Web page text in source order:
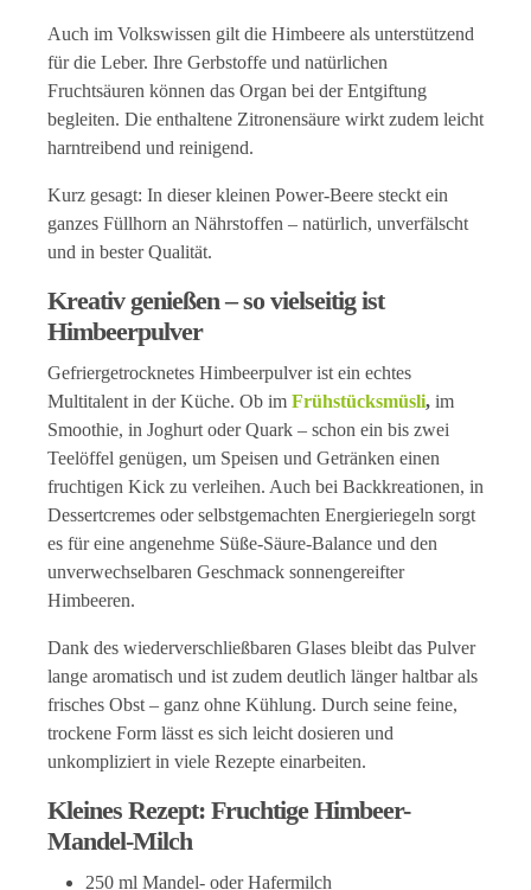
Auch im Volkswissen gilt die Himbeere als unterstützend
für die Leber. Ihre Gerbstoffe und natürlichen
Fruchtsäuren können das Organ bei der Entgiftung
begleiten. Die enthaltene Zitronensäure wirkt zudem leicht
harntreibend und reinigend.
Kurz gesagt: In dieser kleinen Power-Beere steckt ein
ganzes Füllhorn an Nährstoffen – natürlich, unverfälscht
und in bester Qualität.
Kreativ genießen – so vielseitig ist
Himbeerpulver
Gefriergetrocknetes Himbeerpulver ist ein echtes
Multitalent in der Küche. Ob im Frühstücksmüsli, im
Smoothie, in Joghurt oder Quark – schon ein bis zwei
Teelöffel genügen, um Speisen und Getränken einen
fruchtigen Kick zu verleihen. Auch bei Backkreationen, in
Dessertcremes oder selbstgemachten Energieriegeln sorgt
es für eine angenehme Süße-Säure-Balance und den
unverwechselbaren Geschmack sonnengereifter
Himbeeren.
Dank des wiederverschließbaren Glases bleibt das Pulver
lange aromatisch und ist zudem deutlich länger haltbar als
frisches Obst – ganz ohne Kühlung. Durch seine feine,
trockene Form lässt es sich leicht dosieren und
unkompliziert in viele Rezepte einarbeiten.
Kleines Rezept: Fruchtige Himbeer-
Mandel-Milch
250 ml Mandel- oder Hafermilch